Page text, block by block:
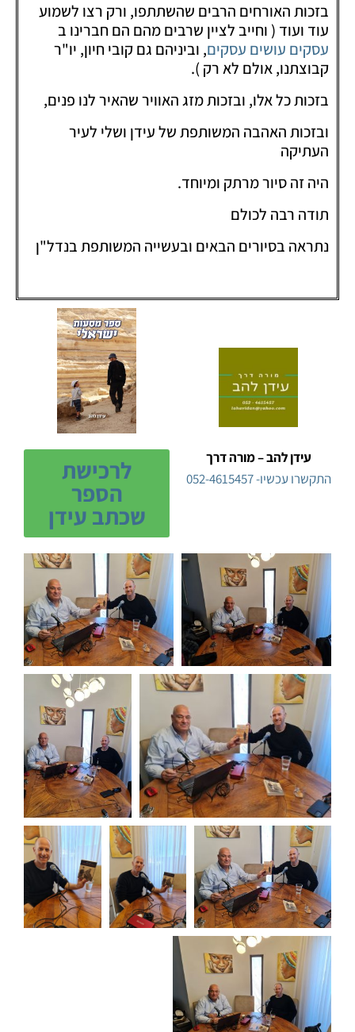
בזכות האורחים הרבים שהשתתפו, ורק רצו לשמוע
עוד ועוד ( וחייב לציין שרבים מהם הם חברינו ב
עסקים עושים עסקים, וביניהם גם קובי חיון, יו"ר
קבוצתנו, אולם לא רק ).
בזכות כל אלו, ובזכות מזג האוויר שהאיר לנו פנים,
ובזכות האהבה המשותפת של עידן ושלי לעיר
העתיקה
היה זה סיור מרתק ומיוחד.
תודה רבה לכולם
נתראה בסיורים הבאים ובעשייה המשותפת בנדל"ן
עידן להב – מורה דרך
התקשרו עכשיו-052-4615457 לרכישת
הספר
שכתב עידן